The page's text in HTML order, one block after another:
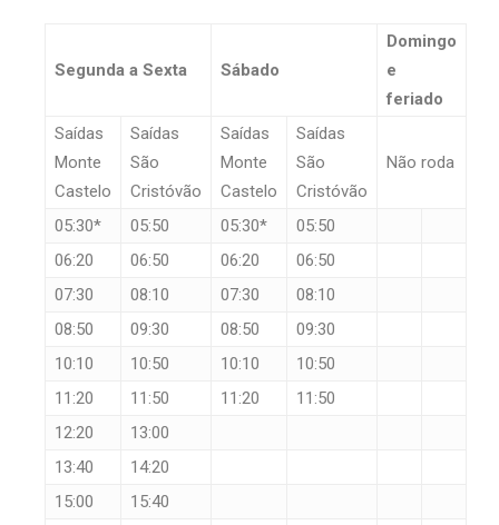
Segunda a Sexta Sábado
Domingo
e
feriado
Saídas
Monte
Castelo
Saídas
São
Cristóvão
Saídas
Monte
Castelo
Saídas
São
Cristóvão
Não roda
05:30* 05:50 05:30*
05:50
06:20
06:50 06:20
06:50
07:30
08:10 07:30
08:10
08:50
09:30 08:50
09:30
10:10
10:50 10:10
10:50
11:20
11:50 11:20
11:50
12:20
13:00
13:40
14:20
15:00
15:40